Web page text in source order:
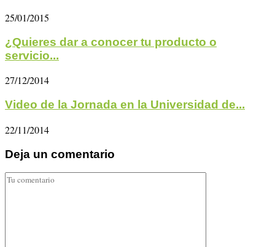
25/01/2015
¿Quieres dar a conocer tu producto o
servicio...
27/12/2014
Video de la Jornada en la Universidad de...
22/11/2014
Deja un comentario